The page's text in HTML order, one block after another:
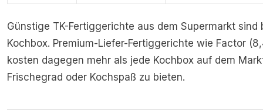
Günstige TK-Fertiggerichte aus dem Supermarkt sind
Kochbox. Premium-Liefer-Fertiggerichte wie Factor
kosten dagegen mehr als jede Kochbox auf dem
Frischegrad oder Kochspaß zu bieten.